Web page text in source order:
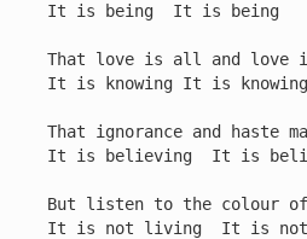
It is being  It is being
That love is all and love
It is knowing It is knowing
That ignorance and haste
It is believing  It is
But listen to the colour of
It is not living  It is